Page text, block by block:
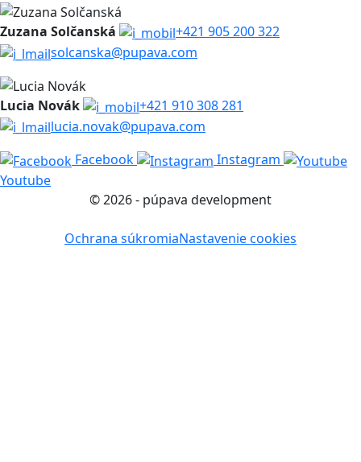
Zuzana Solčanská
+421 905 200 322
solcanska@pupava.com
Lucia Novák
+421 910 308 281
lucia.novak@pupava.com
Facebook
Instagram
Youtube
© 2026 - púpava development
Ochrana súkromiaNastavenie cookies